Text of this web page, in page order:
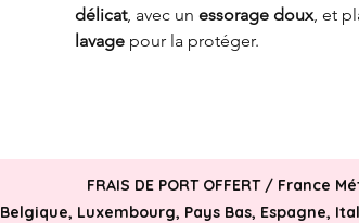
délicat, avec un essorage doux, et
lavage pour la protéger.
FRAIS DE PORT OFFERT / France
Belgique, Luxembourg, Pays Bas, Espagne,